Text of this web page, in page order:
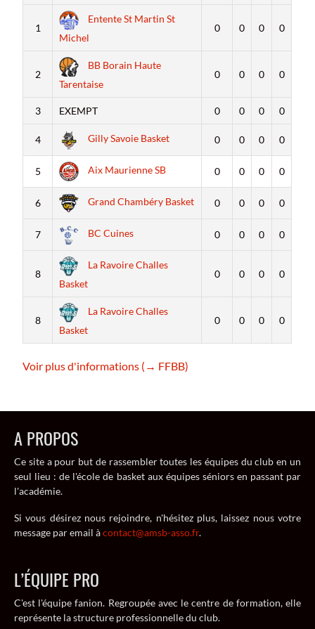
1
Entente St Martin St
Michel
0 0 0 0
2
BB Borain Haute
Tarentaise
0 0 0 0
3 EXEMPT 0 0 0 0
4 Gilly Savoie Basket 0 0 0 0
5 Aix Maurienne SB 0 0 0 0
6 Grand Chambéry Basket 0 0 0 0
7 BC Cuines 0 0 0 0
8
La Ravoire Challes
Basket
0 0 0 0
8
La Ravoire Challes
Basket
0 0 0 0
Voir plus d'informations (→ FFBB)
A PROPOS
Ce site a pour but de rassembler toutes les équipes du club en un
seul lieu : de l'école de basket aux équipes séniors en passant par
l'académie.
Si vous désirez nous rejoindre, n'hésitez plus, laissez nous votre
message par email àcontact@amsb-asso.fr.
L’ÉQUIPE PRO
C'est l'équipe fanion. Regroupée avec le centre de formation, elle
représente la structure professionnelle du club.